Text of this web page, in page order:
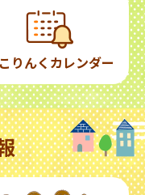
りんくカレンダー